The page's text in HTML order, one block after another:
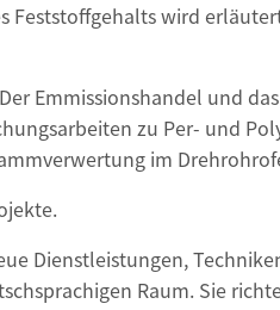
wird
Emmissionshandel und
zu Per- und
im
Dienstleistungen,
Raum. Sie